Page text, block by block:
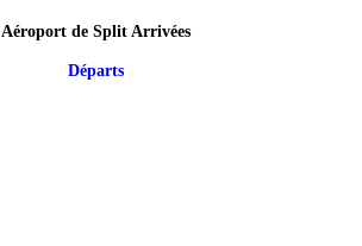
Aéroport de Split Arrivées
Départs